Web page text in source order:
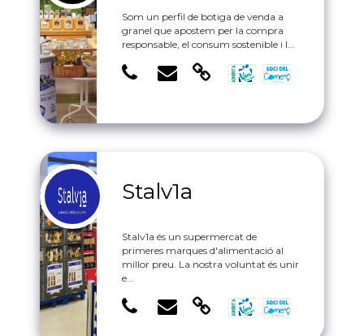
Som un perfil de botiga de venda a
granel que apostem per la compra
responsable, el consum sostenible i l...
Stalv1a
Stalv1a és un supermercat de
primeres marques d'alimentació al
millor preu. La nostra voluntat és unir
e...